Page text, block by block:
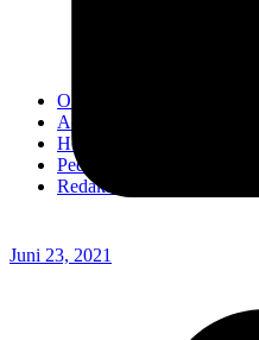
OPINI
Advertorial
Headline
Pedoman Media Ciber
Redaksi
Juni 23, 2021